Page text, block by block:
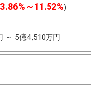
3.86%～11.52%)
～ 5億4,510万円